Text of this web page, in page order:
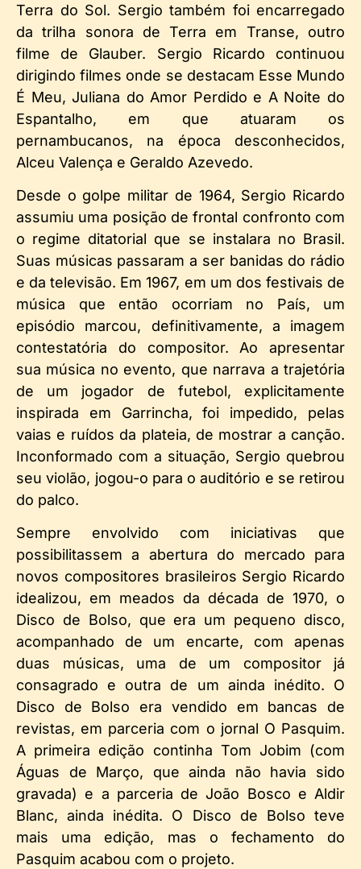
Terra do Sol. Sergio também foi encarregado
da trilha sonora de Terra em Transe, outro
filme de Glauber. Sergio Ricardo continuou
dirigindo filmes onde se destacam Esse Mundo
É Meu, Juliana do Amor Perdido e A Noite do
Espantalho, em que atuaram os
pernambucanos, na época desconhecidos,
Alceu Valença e Geraldo Azevedo.
Desde o golpe militar de 1964, Sergio Ricardo
assumiu uma posição de frontal confronto com
o regime ditatorial que se instalara no Brasil.
Suas músicas passaram a ser banidas do rádio
e da televisão. Em 1967, em um dos festivais de
música que então ocorriam no País, um
episódio marcou, definitivamente, a imagem
contestatória do compositor. Ao apresentar
sua música no evento, que narrava a trajetória
de um jogador de futebol, explicitamente
inspirada em Garrincha, foi impedido, pelas
vaias e ruídos da plateia, de mostrar a canção.
Inconformado com a situação, Sergio quebrou
seu violão, jogou-o para o auditório e se retirou
do palco.
Sempre envolvido com iniciativas que
possibilitassem a abertura do mercado para
novos compositores brasileiros Sergio Ricardo
idealizou, em meados da década de 1970, o
Disco de Bolso, que era um pequeno disco,
acompanhado de um encarte, com apenas
duas músicas, uma de um compositor já
consagrado e outra de um ainda inédito. O
Disco de Bolso era vendido em bancas de
revistas, em parceria com o jornal O Pasquim.
A primeira edição continha Tom Jobim (com
Águas de Março, que ainda não havia sido
gravada) e a parceria de João Bosco e Aldir
Blanc, ainda inédita. O Disco de Bolso teve
mais uma edição, mas o fechamento do
Pasquim acabou com o projeto.